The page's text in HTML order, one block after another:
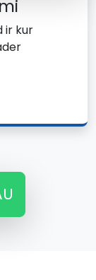
ir kur